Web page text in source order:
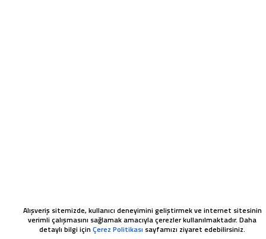
WHATSAPP SIPARIŞ
Alışveriş sitemizde, kullanıcı deneyimini geliştirmek ve internet sitesinin
verimli çalışmasını sağlamak amacıyla çerezler kullanılmaktadır. Daha
detaylı bilgi içinÇerez Politikası sayfamızı ziyaret edebilirsiniz.